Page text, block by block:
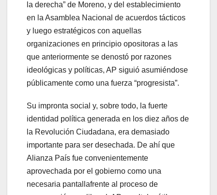
la derecha” de Moreno, y del establecimiento
en la Asamblea Nacional de acuerdos tácticos
y luego estratégicos con aquellas
organizaciones en principio opositoras a las
que anteriormente se denostó por razones
ideológicas y políticas, AP siguió asumiéndose
públicamente como una fuerza “progresista”.
Su impronta social y, sobre todo, la fuerte
identidad política generada en los diez años de
la Revolución Ciudadana, era demasiado
importante para ser desechada. De ahí que
Alianza País fue convenientemente
aprovechada por el gobierno como una
necesaria pantallafrente al proceso de